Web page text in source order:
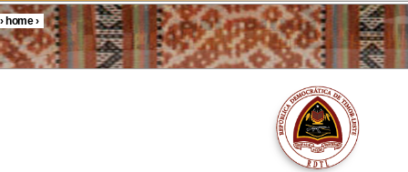
You are here
›home›